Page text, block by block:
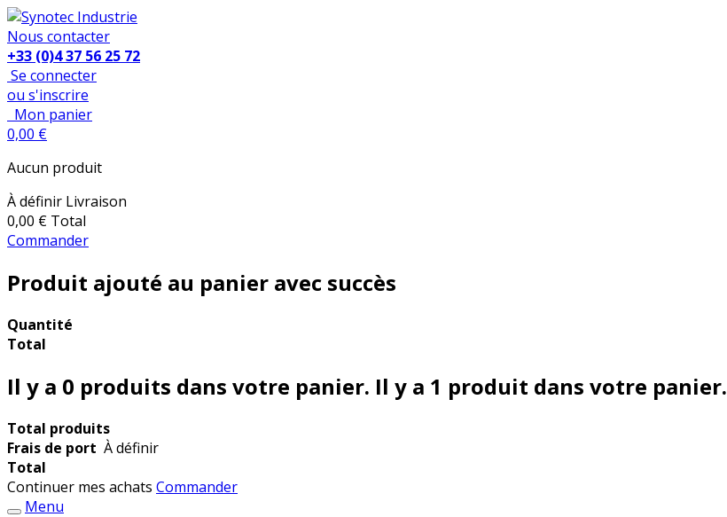
Nous contacter
+33 (0)4 37 56 25 72
Se connecter
ou s'inscrire
Mon panier
0,00 €
Aucun produit
À définir Livraison
0,00 € Total
Commander
Produit ajouté au panier avec succès
Quantité
Total
Il y a 0 produits dans votre panier. Il y a 1 produit dans votre panier.
Total produits
Frais de port À définir
Total
Continuer mes achats Commander
Menu